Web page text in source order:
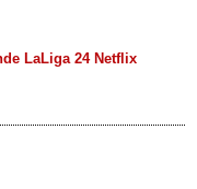
LaLiga 24 Netflix